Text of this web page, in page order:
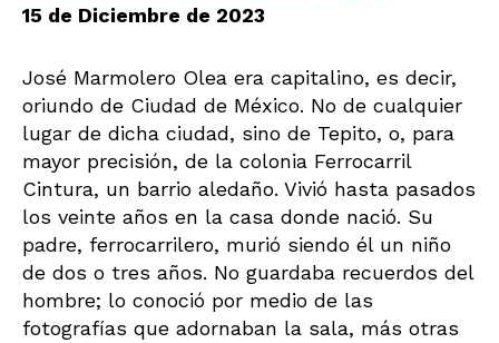
15 de Diciembre de 2023
José Marmolero Olea era capitalino, es decir,
oriundo de Ciudad de México. No de cualquier
lugar de dicha ciudad, sino de Tepito, o, para
mayor precisión, de la colonia Ferrocarril
Cintura, un barrio aledaño. Vivió hasta pasados
los veinte años en la casa donde nació. Su
padre, ferrocarrilero, murió siendo él un niño
de dos o tres años. No guardaba recuerdos del
hombre; lo conoció por medio de las
fotografías que adornaban la sala, más otras